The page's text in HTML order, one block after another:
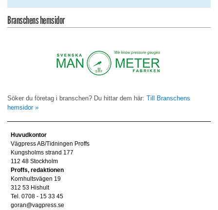
Branschens hemsidor
Söker du företag i branschen? Du hittar dem här: Till Branschens
hemsidor »
Huvudkontor
Vägpress AB/Tidningen Proffs
Kungsholms strand 177
112 48 Stockholm
Proffs, redaktionen
Kornhultsvägen 19
312 53 Hishult
Tel. 0708 - 15 33 45
goran@vagpress.se